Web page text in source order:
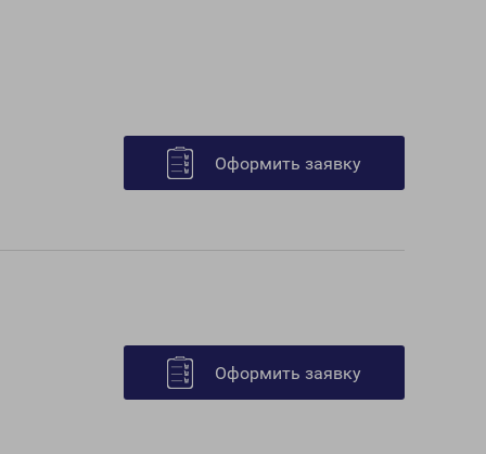
Оформить заявку
Оформить заявку